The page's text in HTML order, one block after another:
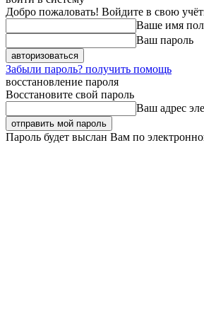
Добро пожаловать! Войдите в свою
Ваше имя
Ваш пароль
Забыли пароль? получить помощь
восстановление пароля
Восстановите свой пароль
Ваш адрес
Пароль будет выслан Вам по